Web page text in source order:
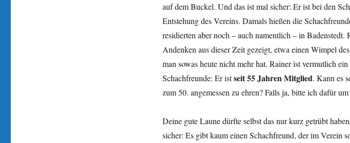
auf dem Buckel. Und das ist mal sicher: Er ist bei den
Entstehung des Vereins. Damals hießen die
residierten aber noch – auch namentlich – in Badenstedt.
Andenken aus dieser Zeit gezeigt, etwa einen Wimpel
man sowas heute nicht mehr hat. Rainer ist vermutlich
Schachfreunde: Er istseit 55 Jahren Mitglied. Kann es
zum 50. angemessen zu ehren? Falls ja, bitte ich dafür
Deine gute Laune dürfte selbst das nur kurz getrübt
sicher: Es gibt kaum einen Schachfreund, der im Verein